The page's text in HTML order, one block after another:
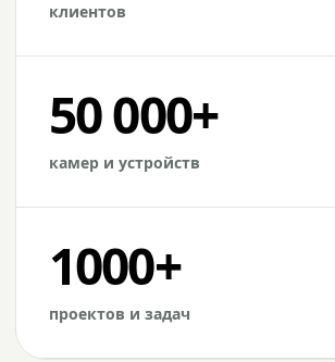
клиентов
50 000+
камер и устройств
1000+
проектов и задач